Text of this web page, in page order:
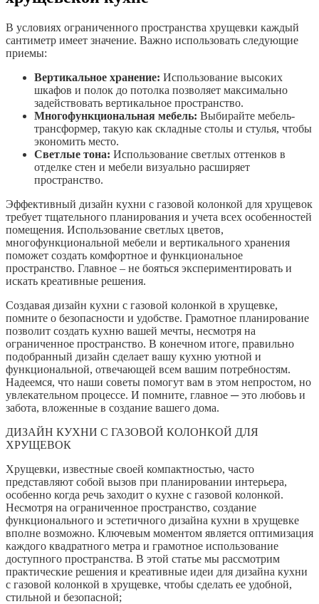
В условиях ограниченного пространства хрущевки каждый
сантиметр имеет значение. Важно использовать следующие
приемы:
Вертикальное хранение: Использование высоких
шкафов и полок до потолка позволяет максимально
задействовать вертикальное пространство.
Многофункциональная мебель: Выбирайте мебель-
трансформер, такую как складные столы и стулья, чтобы
экономить место.
Светлые тона: Использование светлых оттенков в
отделке стен и мебели визуально расширяет
пространство.
Эффективный дизайн кухни с газовой колонкой для хрущевок
требует тщательного планирования и учета всех особенностей
помещения. Использование светлых цветов,
многофункциональной мебели и вертикального хранения
поможет создать комфортное и функциональное
пространство. Главное – не бояться экспериментировать и
искать креативные решения.
Создавая дизайн кухни с газовой колонкой в хрущевке,
помните о безопасности и удобстве. Грамотное планирование
позволит создать кухню вашей мечты, несмотря на
ограниченное пространство. В конечном итоге, правильно
подобранный дизайн сделает вашу кухню уютной и
функциональной, отвечающей всем вашим потребностям.
Надеемся, что наши советы помогут вам в этом непростом, но
увлекательном процессе. И помните, главное ─ это любовь и
забота, вложенные в создание вашего дома.
ДИЗАЙН КУХНИ С ГАЗОВОЙ КОЛОНКОЙ ДЛЯ
ХРУЩЕВОК
Хрущевки, известные своей компактностью, часто
представляют собой вызов при планировании интерьера,
особенно когда речь заходит о кухне с газовой колонкой.
Несмотря на ограниченное пространство, создание
функционального и эстетичного дизайна кухни в хрущевке
вполне возможно. Ключевым моментом является оптимизация
каждого квадратного метра и грамотное использование
доступного пространства. В этой статье мы рассмотрим
практические решения и креативные идеи для дизайна кухни
с газовой колонкой в хрущевке, чтобы сделать ее удобной,
стильной и безопасной;